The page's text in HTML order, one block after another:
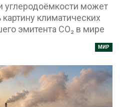
углеродоёмкости может
климатических
эмитента CO₂ в мире
МИР